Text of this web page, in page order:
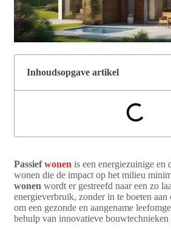
Inhoudsopgave artikel
Passiefwonen is een energiezuinige en
wonen die de impact op het milieu
wonen wordt er gestreefd naar een zo
energieverbruik, zonder in te boeten
om een gezonde en aangename
behulp van innovatieve